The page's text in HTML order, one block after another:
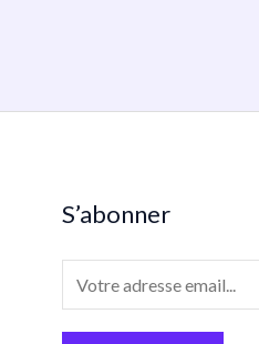
S’abonner
m